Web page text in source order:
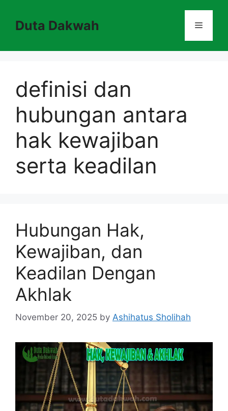
contentDuta Dakwah Menu
definisi dan
hubungan antara
hak kewajiban
serta keadilan
Hubungan Hak,
Kewajiban, dan
Keadilan Dengan
Akhlak
November 20, 2025 by Ashihatus Sholihah